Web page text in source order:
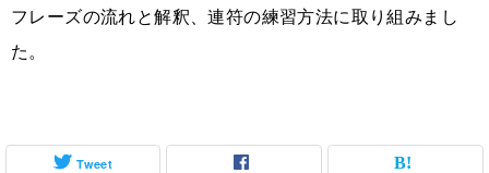
フレーズの流れと解釈、連符の練習方法に取り組みまし
た。
Tweet